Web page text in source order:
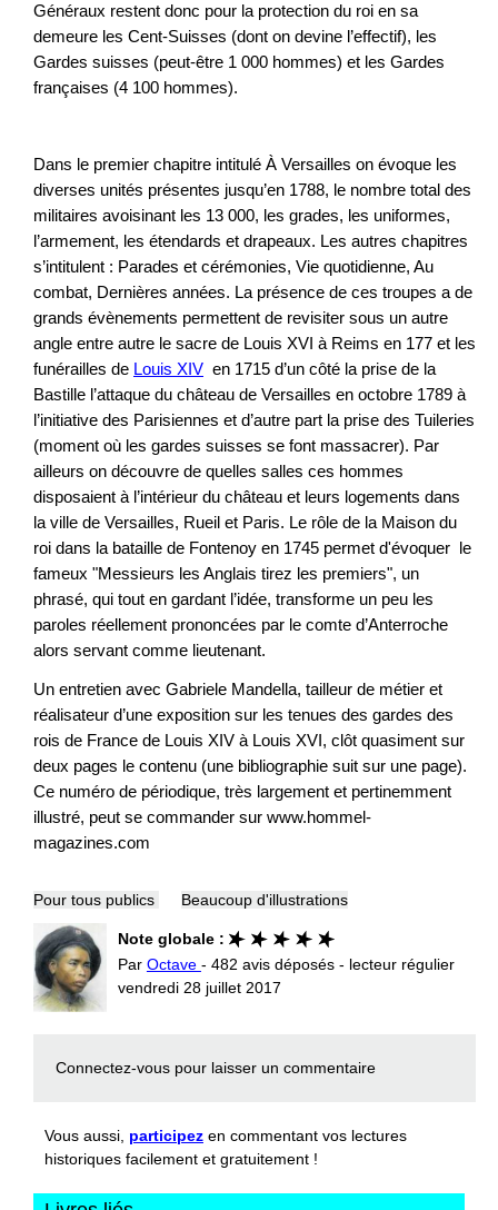
Généraux restent donc pour la protection du roi en sa
demeure les Cent-Suisses (dont on devine l’effectif), les
Gardes suisses (peut-être 1 000 hommes) et les Gardes
françaises (4 100 hommes).
Dans le premier chapitre intitulé À Versailles on évoque les
diverses unités présentes jusqu’en 1788, le nombre total des
militaires avoisinant les 13 000, les grades, les uniformes,
l’armement, les étendards et drapeaux. Les autres chapitres
s’intitulent : Parades et cérémonies, Vie quotidienne, Au
combat, Dernières années. La présence de ces troupes a de
grands évènements permettent de revisiter sous un autre
angle entre autre le sacre de Louis XVI à Reims en 177 et les
funérailles de Louis XIV en 1715 d’un côté la prise de la
Bastille l’attaque du château de Versailles en octobre 1789 à
l’initiative des Parisiennes et d’autre part la prise des Tuileries
(moment où les gardes suisses se font massacrer). Par
ailleurs on découvre de quelles salles ces hommes
disposaient à l’intérieur du château et leurs logements dans
la ville de Versailles, Rueil et Paris. Le rôle de la Maison du
roi dans la bataille de Fontenoy en 1745 permet d'évoquer le
fameux "Messieurs les Anglais tirez les premiers", un
phrasé, qui tout en gardant l’idée, transforme un peu les
paroles réellement prononcées par le comte d’Anterroche
alors servant comme lieutenant.
Un entretien avec Gabriele Mandella, tailleur de métier et
réalisateur d’une exposition sur les tenues des gardes des
rois de France de Louis XIV à Louis XVI, clôt quasiment sur
deux pages le contenu (une bibliographie suit sur une page).
Ce numéro de périodique, très largement et pertinemment
illustré, peut se commander sur www.hommel-
magazines.com
Pour tous publics Beaucoup d'illustrations
Note globale :
Par Octave - 482 avis déposés - lecteur régulier
vendredi 28 juillet 2017
Connectez-vous pour laisser un commentaire
Vous aussi, participez en commentant vos lectures
historiques facilement et gratuitement !